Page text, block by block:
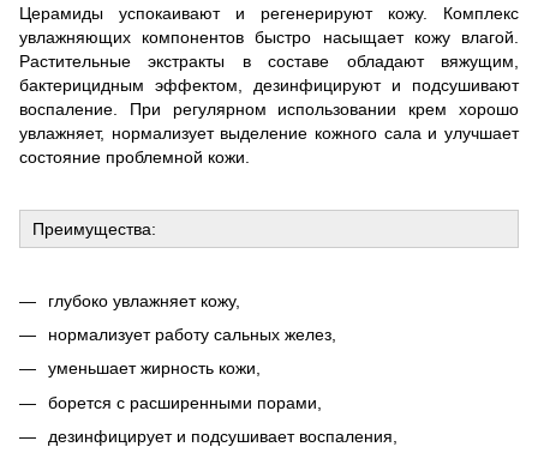
Церамиды успокаивают и регенерируют кожу. Комплекс
увлажняющих компонентов быстро насыщает кожу влагой.
Растительные экстракты в составе обладают вяжущим,
бактерицидным эффектом, дезинфицируют и подсушивают
воспаление. При регулярном использовании крем хорошо
увлажняет, нормализует выделение кожного сала и улучшает
состояние проблемной кожи.
Преимущества:
глубоко увлажняет кожу,
нормализует работу сальных желез,
уменьшает жирность кожи,
борется с расширенными порами,
дезинфицирует и подсушивает воспаления